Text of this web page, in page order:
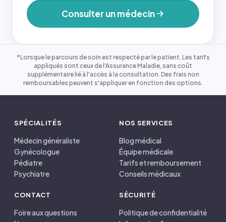
Consulter un médecin
*Lorsque le parcours de soin est respecté par le patient. Les tarifs
appliqués sont ceux de l'Assurance Maladie, sans coût
supplémentaire lié à l'accès à la consultation. Des frais non
remboursables peuvent s'appliquer en fonction des options.
SPÉCIALITÉS
Médecin généraliste
Gynécologue
Pédiatre
Psychiatre
NOS SERVICES
Blog médical
Équipe médicale
Tarifs et remboursement
Conseils médicaux
CONTACT
Foire aux questions
SÉCURITÉ
Politique de confidentialité